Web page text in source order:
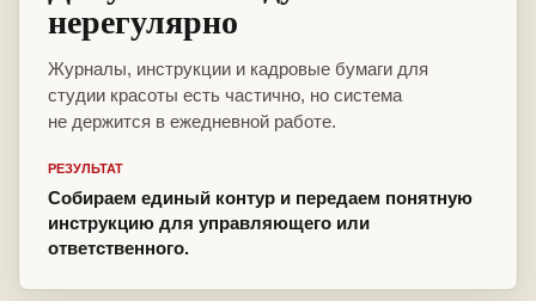
нерегулярно
Журналы, инструкции и кадровые бумаги для
студии красоты есть частично, но система
не держится в ежедневной работе.
РЕЗУЛЬТАТ
Собираем единый контур и передаем понятную
инструкцию для управляющего или
ответственного.